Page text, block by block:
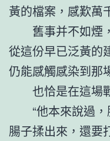
黃的檔案，感歎萬
舊事并不如煙，
從這份早已泛黃的
仍能感觸感染到那
也恰是在這場戰
“他本來說過，
腸子揉出來，還要